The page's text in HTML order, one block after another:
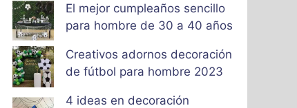
El mejor cumpleaños sencillo
para hombre de 30 a 40 años
Creativos adornos decoración
de fútbol para hombre 2023
4 ideas en decoración